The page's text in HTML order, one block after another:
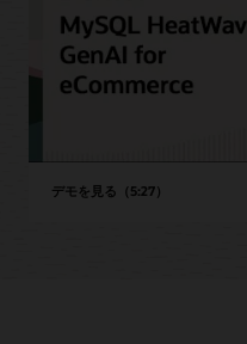
デモを見る（5:27）